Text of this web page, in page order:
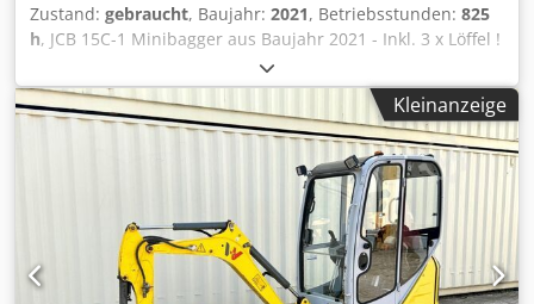
Zustand: gebraucht, Baujahr: 2021, Betriebsstunden: 825
h, JCB 15C-1 Minibagger aus Baujahr 2021 - Inkl. 3 x Löffel !
----* Hersteller: JCB * Typ: 15C-1 * Baujahr: 2021 *
Abgelesene Betriebsstunden: ca. 825 * Inkl. 3 x Löffel *
Volle Kabine * Betriebsgewicht: 1.664 KG Credpezq Ahiefx
Amujf * Perkins Diesel Motor * Weitere Fotos + Video auf
Anfrage (Whats APP Erik) * Preis: 12.900 EURO, netto + 19
% MwSt. ----Für weitere Fragen bitte anrufen: For more
question please call: Erik Kortum: Whats App ?Alle
Angaben ohne Gewähr und Garantie, Irrtümer und
Zwischenverkauf vorbehalten. ?
Kleinanzeige